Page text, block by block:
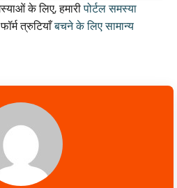
के लिए, हमारीपोर्टल समस्या
त्रुटियाँबचने के लिए सामान्य